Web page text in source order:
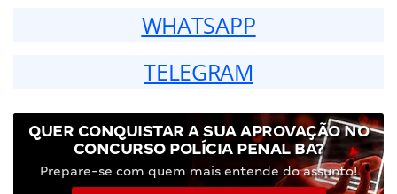
WHATSAPP
TELEGRAM
QUER CONQUISTAR A SUA APROVAÇÃO NO
CONCURSO POLÍCIA PENAL BA?
Prepare-se com quem mais entende do assunto!